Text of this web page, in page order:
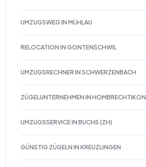
UMZUGSWEG IN MÜHLAU
RELOCATION IN GONTENSCHWIL
UMZUGSRECHNER IN SCHWERZENBACH
ZÜGELUNTERNEHMEN IN HOMBRECHTIKON
UMZUGSSERVICE IN BUCHS (ZH)
GÜNSTIG ZÜGELN IN KREUZLINGEN